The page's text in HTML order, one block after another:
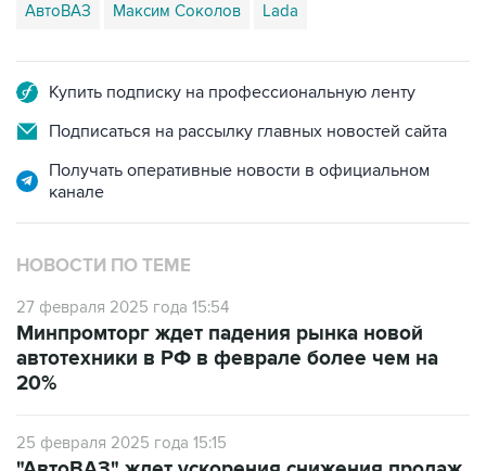
АвтоВАЗ Максим Соколов Lada
Купить подписку на профессиональную ленту
Подписаться на рассылку главных новостей сайта
Получать оперативные новости в официальном
канале
НОВОСТИ ПО ТЕМЕ
27 февраля 2025 года 15:54
Минпромторг ждет падения рынка новой
автотехники в РФ в феврале более чем на
20%
25 февраля 2025 года 15:15